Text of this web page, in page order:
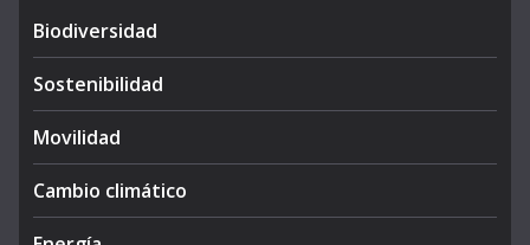
Biodiversidad
Sostenibilidad
Movilidad
Cambio climático